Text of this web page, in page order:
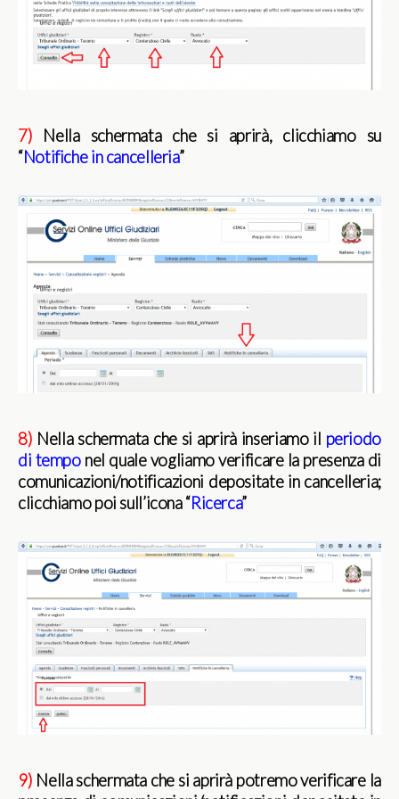
7) Nella schermata che si aprirà, clicchiamo su
“Notifiche in cancelleria”
8) Nella schermata che si aprirà inseriamo il periodo
di temponel quale vogliamo verificare la presenza di
comunicazioni/notificazioni depositate in cancelleria;
clicchiamo poi sull’icona “Ricerca”
9) Nella schermata che si aprirà potremo verificare la